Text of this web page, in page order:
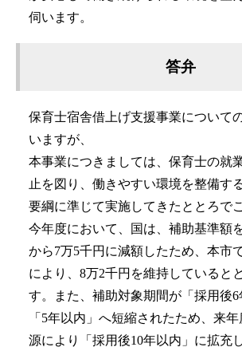
伺います。
答弁
保育士宿舎借上げ支援事業について
いますが、
本事業につきましては、保育士の就
止を図り、働きやすい環境を整備す
要綱に準じて実施してきたととろで
今年度において、国は、補助基準額
から7万5千円に減額したため、本市
により、8万2千円を維持していると
す。また、補助対象期間が「採用後6
「5年以内」へ短縮されたため、来
源により「採用後10年以内」に拡充